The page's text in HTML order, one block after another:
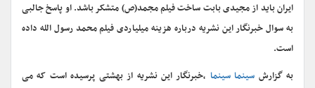
ایران باید از مجیدی بابت ساخت فیلم مجمد(ص) متشکر باشد. او پاسخ جالبی
به سوال خبرنگار این نشریه درباره هزینه میلیاردی فیلم محمد رسول الله داده
است.
به گزارش سینما سینما ،خبرنگار این نشریه از بهشتی پرسیده است که می